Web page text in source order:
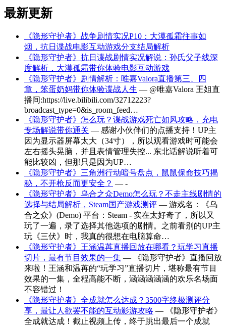
最新更新
《隐形守护者》战争剧情实况P10：大漠孤霜往事如
烟，抗日谍战电影互动游戏分支结局解析
《隐形守护者》抗日谍战剧情实况解说：孙氏父子线深
度解析，大漠孤霜带你体验电影互动游戏
《隐形守护者》剧情解析：唯嘉Valora直播第三、四
章，笨蛋奶妈带你体验谍战人生 — @唯嘉Valora 王姐直
播间:https://live.bilibili.com/32712223?
broadcast_type=0&is_room_feed…
《隐形守护者》怎么玩？谍战游戏死亡如风攻略，充电
专场解说带你通关 — 感谢小伙伴们的点播支持！UP主
因为显示器屏幕太大（34寸），所以观看游戏时可能会
左右摇头晃脑，并且表情管理失控... 东北话解说听着可
能比较凶，但那只是因为UP…
《隐形守护者》三角洲行动暗号盘点，鼠鼠保命技巧揭
秘，不开枪反而更安全？ — -
《隐形守护者》乌合之众Demo怎么玩？不走主线剧情的
选择与结局解析，Steam国产游戏测评 — 游戏名：《乌
合之众》(Demo) 平台：Steam - 实在太好奇了，所以又
玩了一遍，录了选择其他选项的剧情。之前看别的UP主
玩《三伏》时，我真的很想在电脑算命…
《隐形守护者》王涵温苒直播回放在哪看？玩学习直播
切片，最有节目效果的一集 — 《隐形守护者》直播回放
来啦！王涵和温苒的“玩学习”直播切片，堪称最有节目
效果的一集，全程高能不断，涵涵涵涵涵的欢乐名场面
不容错过！
《隐形守护者》全成就怎么达成？3500字终极测评分
享，最让人欲罢不能的互动影游攻略 — 《隐形守护者》
全成就达成！截止视频上传，终于跳出最后一个成就